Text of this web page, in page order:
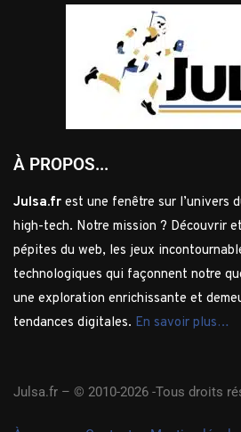
À PROPOS...
Julsa.fr est une fenêtre sur l’univers
high-tech. Notre mission ? Découvrir
pépites du web, les jeux
technologiques qui façonnent notre
une exploration enrichissante et
tendances digitales. En savoir plus…
Julsa.fr – © 2010-2026 -Tous droits